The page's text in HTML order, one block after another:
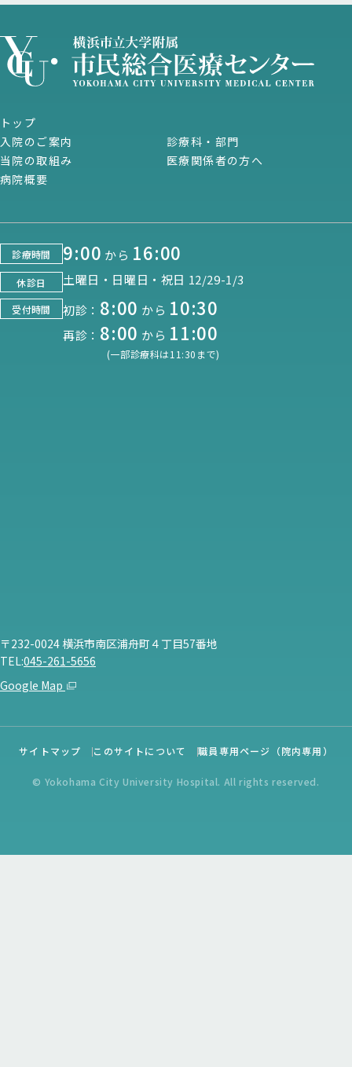
トップ
入院のご案内
診療科・部門
当院の取組み
医療関係者の方へ
病院概要
診療時間 9:00 から 16:00
休診日 土曜日・日曜日・祝日 12/29-1/3
受付時間 初診： 8:00 から 10:30
再診： 8:00 から 11:00
(一部診療科は11:30まで)
〒232-0024 横浜市南区浦舟町４丁目57番地
TEL:045-261-5656
Google Map
サイトマップ このサイトについて 職員専用ページ（院内専用）
© Yokohama City University Hospital. All rights reserved.